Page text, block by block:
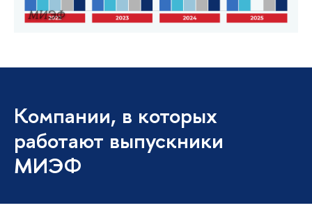
МИЭФ
Компании, в которых
работают выпускники
МИЭФ